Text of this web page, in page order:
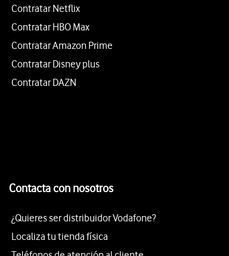
Contratar Netflix
Contratar HBO Max
Contratar Amazon Prime
Contratar Disney plus
Contratar DAZN
Contacta con nosotros
¿Quieres ser distribuidor Vodafone?
Localiza tu tienda física